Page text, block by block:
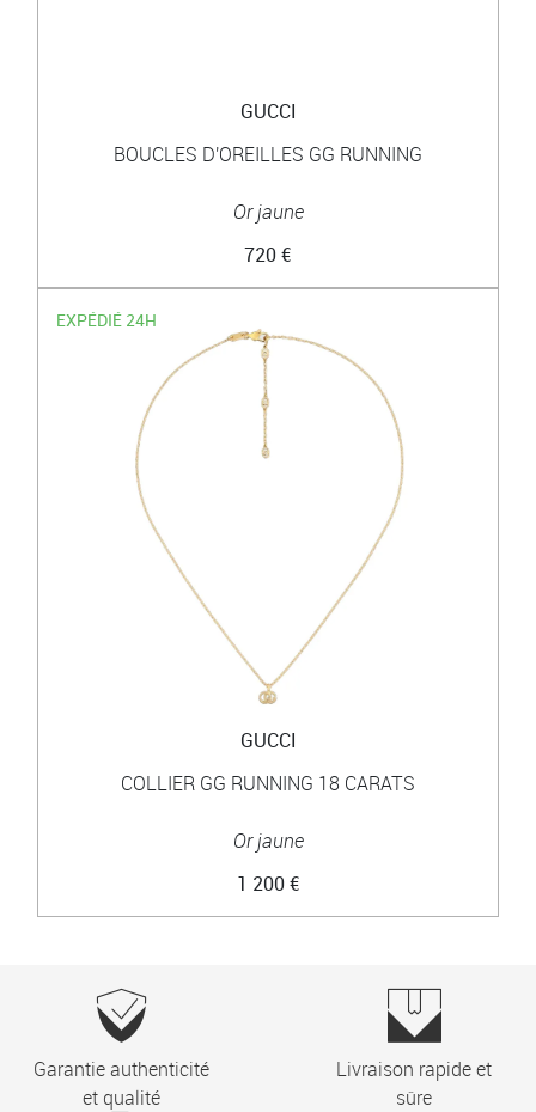
GUCCI
BOUCLES D'OREILLES GG RUNNING
Or jaune
720 €
EXPÉDIÉ 24H
GUCCI
COLLIER GG RUNNING 18 CARATS
Or jaune
1 200 €
Garantie authenticité
et qualité
Livraison rapide et
sûre